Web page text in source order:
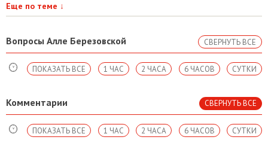
Еще по теме ↓
Вопросы Алле Березовской СВЕРНУТЬ ВСЕ
СУТКИ
6 ЧАСОВ
2 ЧАСА
1 ЧАС
ПОКАЗАТЬ ВСЕ
Комментарии СВЕРНУТЬ ВСЕ
СУТКИ
6 ЧАСОВ
2 ЧАСА
1 ЧАС
ПОКАЗАТЬ ВСЕ